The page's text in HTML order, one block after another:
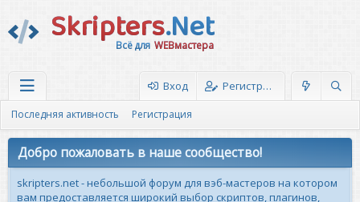
Skripters.Net
Всё для WEBмастера
Вход Регистрация
Последняя активность Регистрация
Добро пожаловать в наше сообщество!
skripters.net - небольшой форум для вэб-мастеров на котором
вам предоставляется широкий выбор скриптов, плагинов,